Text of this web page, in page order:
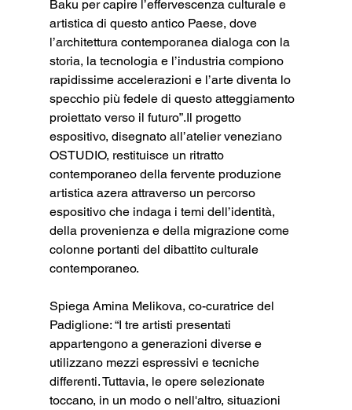
Baku per capire l’effervescenza culturale e
artistica di questo antico Paese, dove
l’architettura contemporanea dialoga con la
storia, la tecnologia e l’industria compiono
rapidissime accelerazioni e l’arte diventa lo
specchio più fedele di questo atteggiamento
proiettato verso il futuro”.Il progetto
espositivo, disegnato all’atelier veneziano
OSTUDIO, restituisce un ritratto
contemporaneo della fervente produzione
artistica azera attraverso un percorso
espositivo che indaga i temi dell’identità,
della provenienza e della migrazione come
colonne portanti del dibattito culturale
contemporaneo.
Spiega Amina Melikova, co-curatrice del
Padiglione: “I tre artisti presentati
appartengono a generazioni diverse e
utilizzano mezzi espressivi e tecniche
differenti. Tuttavia, le opere selezionate
toccano, in un modo o nell'altro, situazioni